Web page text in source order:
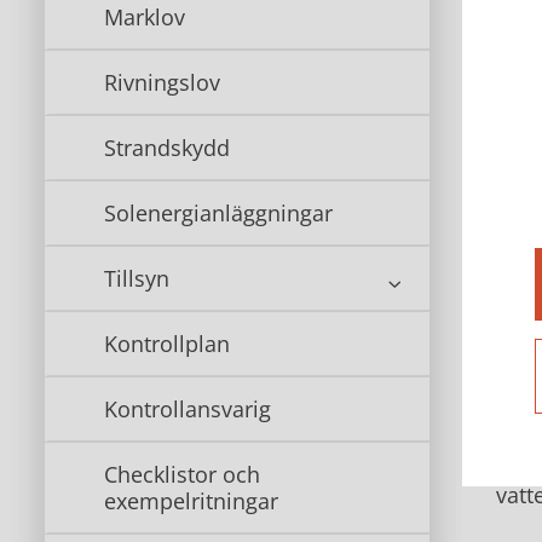
Marklov
Rivningslov
Strandskydd
Solenergianläggningar
Tillsyn
Kontrollplan
Kontrollansvarig
Checklistor och
exempelritningar